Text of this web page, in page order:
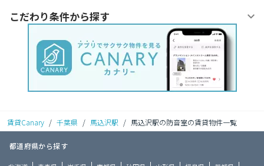
こだわり条件から探す
賃貸Canary / 千葉県 / 馬込沢駅 / 馬込沢駅の防音室の賃貸物件一覧
都道府県から探す